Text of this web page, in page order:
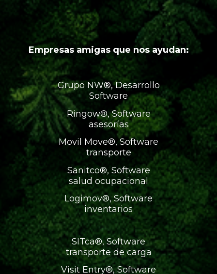
Empresas amigas que nos ayudan:
Grupo NW®, Desarrollo
Software
Ringow®, Software
asesorías
Movil Move®, Software
transporte
Sanitco®, Software
salud ocupacional
Logimov®, Software
inventarios
SITca®, Software
transporte de carga
Visit Entry®, Software